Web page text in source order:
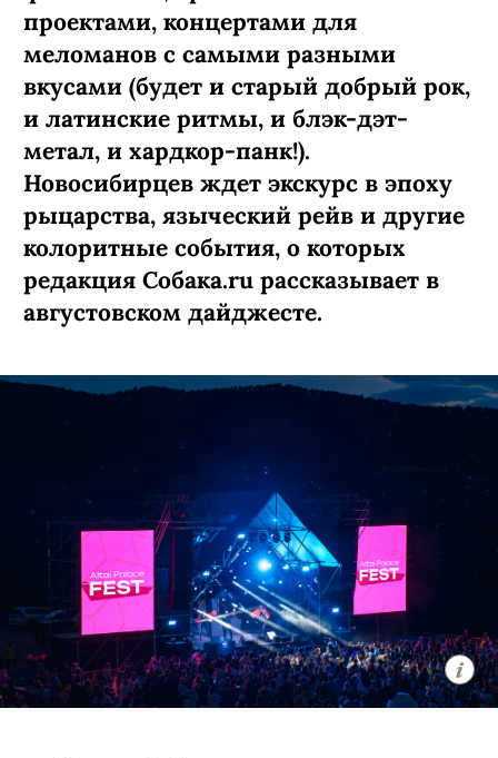
проектами, концертами для
меломанов с самыми разными
вкусами (будет и старый добрый рок,
и латинские ритмы, и блэк-дэт-
метал, и хардкор-панк!).
Новосибирцев ждет экскурс в эпоху
рыцарства, языческий рейв и другие
колоритные события, о которых
редакция Собака.ru рассказывает в
августовском дайджесте.